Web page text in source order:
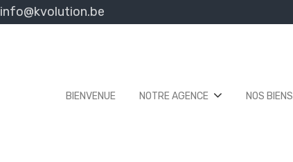
info@kvolution.be
BIENVENUE NOTRE AGENCE NOS BIENS